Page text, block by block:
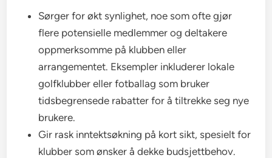
Sørger for økt synlighet, noe som ofte gjør
flere potensielle medlemmer og deltakere
oppmerksomme på klubben eller
arrangementet. Eksempler inkluderer lokale
golfklubber eller fotballag som bruker
tidsbegrensede rabatter for å tiltrekke seg nye
brukere.
Gir rask inntektsøkning på kort sikt, spesielt for
klubber som ønsker å dekke budsjettbehov.